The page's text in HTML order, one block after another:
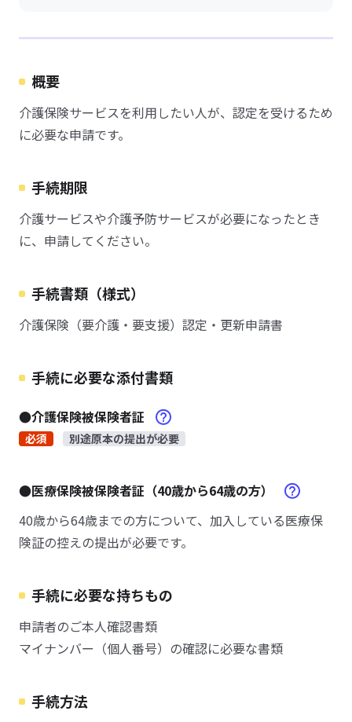
概要
介護保険サービスを利用したい人が、認定を受けるため
に必要な申請です。
手続期限
介護サービスや介護予防サービスが必要になったとき
に、申請してください。
手続書類（様式）
介護保険（要介護・要支援）認定・更新申請書
手続に必要な添付書類
●介護保険被保険者証
必須 別途原本の提出が必要
●医療保険被保険者証（40歳から64歳の方）
40歳から64歳までの方について、加入している医療保
険証の控えの提出が必要です。
手続に必要な持ちもの
申請者のご本人確認書類
マイナンバー（個人番号）の確認に必要な書類
手続方法